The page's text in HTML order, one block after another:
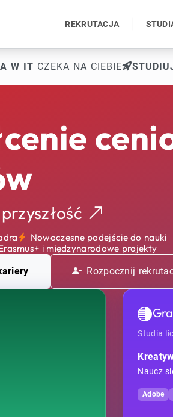
REKRUTACJA
W IT CZEKA NA CIEBIE
przyszłość
Nowoczesne podejście do nauki
i międzynarodowe projekty
Rozpocznij
Studia
Naucz
Adobe